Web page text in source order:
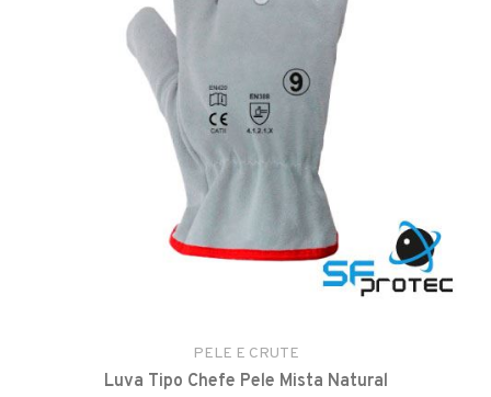
PELE E CRUTE
Luva Tipo Chefe Pele Mista Natural